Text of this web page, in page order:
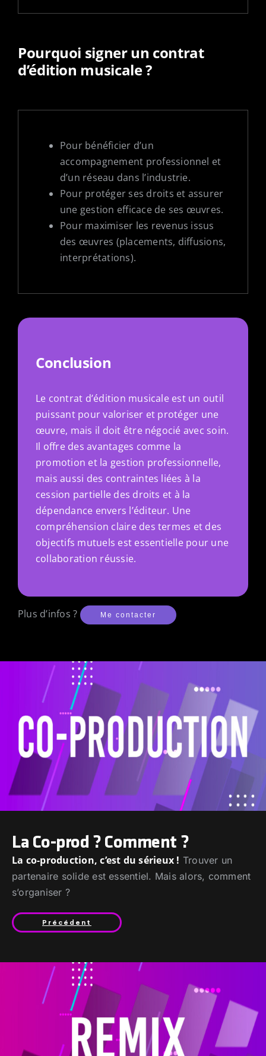
Pourquoi signer un contrat
d’édition musicale ?
Pour bénéficier d’un
accompagnement professionnel et
d’un réseau dans l’industrie.
Pour protéger ses droits et assurer
une gestion efficace de ses œuvres.
Pour maximiser les revenus issus
des œuvres (placements, diffusions,
interprétations).
Conclusion
Le contrat d’édition musicale est un outil
puissant pour valoriser et protéger une
œuvre, mais il doit être négocié avec soin.
Il offre des avantages comme la
promotion et la gestion professionnelle,
mais aussi des contraintes liées à la
cession partielle des droits et à la
dépendance envers l’éditeur. Une
compréhension claire des termes et des
objectifs mutuels est essentielle pour une
collaboration réussie.
Plus d’infos ? Me contacter
La Co-prod ? Comment ?
La co-production, c’est du sérieux ! Trouver un
partenaire solide est essentiel. Mais alors, comment
s’organiser ?
Précédent